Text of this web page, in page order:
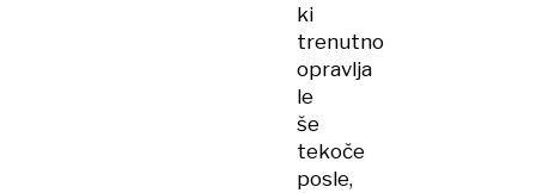
ki
trenutno
opravlja
le
še
tekoče
posle,